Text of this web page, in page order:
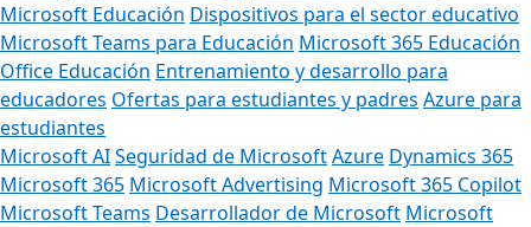
Microsoft Educación Dispositivos para el sector educativo
Microsoft Teams para Educación Microsoft 365 Educación
Office Educación Entrenamiento y desarrollo para
educadores Ofertas para estudiantes y padres Azure para
estudiantes
Microsoft AISeguridad de MicrosoftAzure Dynamics 365
Microsoft 365 Microsoft Advertising Microsoft 365 Copilot
Microsoft Teams Desarrollador de Microsoft Microsoft